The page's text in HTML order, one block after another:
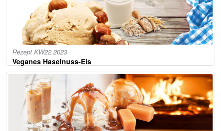
Rezept KW22.2023
Veganes Haselnuss-Eis